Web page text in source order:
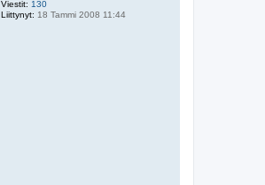
Viestit: 130
Liittynyt: 18 Tammi 2008 11:44